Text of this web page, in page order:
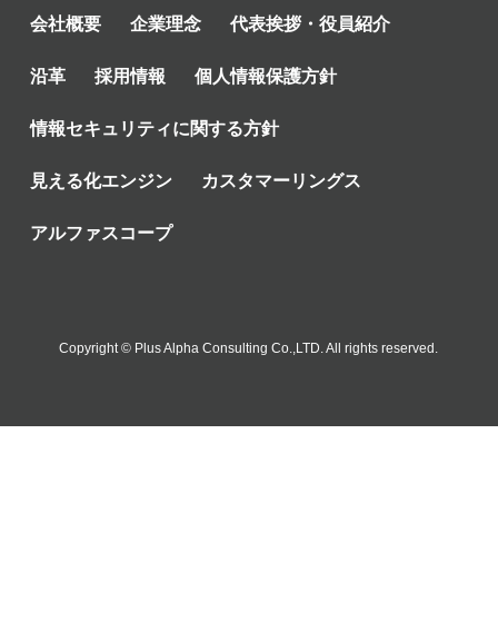
会社概要 企業理念 代表挨拶・役員紹介
沿革 採用情報 個人情報保護方針
情報セキュリティに関する方針
見える化エンジン カスタマーリングス
アルファスコープ
Copyright © Plus Alpha Consulting Co.,LTD. All rights reserved.